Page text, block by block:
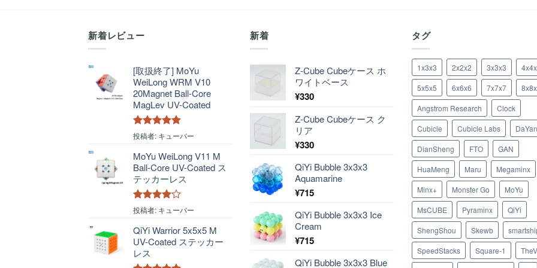
新着レビュー
[取扱終了] MoYu
WeiLong WRM V10
20Magnet Ball-Core
MagLev UV-Coated
5段階中 5 の
投稿者: キューバー
MoYu WeiLong V11 M
Ball-Core UV-Coated ス
テッカーレス
5段階中 4
投稿者: キューバー
QiYi Warrior 5x5x5 M
UV-Coated ステッカー
レス
新着
Z-Cube Cubeケース ホ
ワイトベース
¥330
Z-Cube Cubeケース ク
リア
¥330
QiYi Bubble 3x3x3
Aquamarine
¥715
QiYi Bubble 3x3x3 Ice
Cream
¥715
QiYi Bubble 3x3x3 Blue
タグ
1x3x3 2x2x2 3x3x3
5x5x5
6x6x6 7x7x7
Angstrom Research
Clock
Cubicle
Cubicle Labs
DaYan
DianSheng
FTO
GAN
HuaMeng
Maru
Megaminx
Minx+
Monster Go
MoYu
MsCUBE
Pyraminx
QiYi
ShengShou
Skewb
SpeedStacks
Square-1